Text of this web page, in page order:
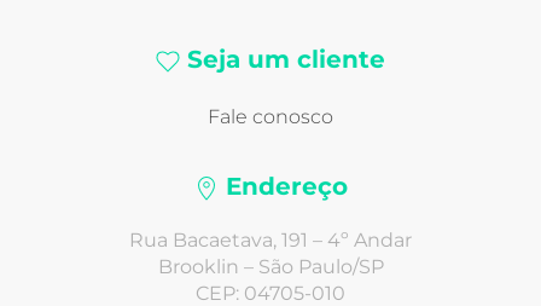
Seja um cliente
Fale conosco
Endereço
Rua Bacaetava, 191 – 4º Andar
Brooklin – São Paulo/SP
CEP: 04705-010